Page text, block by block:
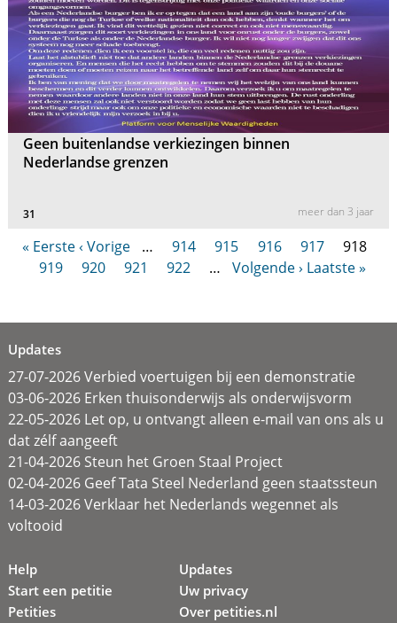
Geen buitenlandse verkiezingen binnen
Nederlandse grenzen
31 meer dan 3 jaar
« Eerste ‹ Vorige … 914 915 916 917
918
919
920 921 922 … Volgende › Laatste »
Updates
27-07-2026 Verbied voertuigen bij een demonstratie
03-06-2026 Erken thuisonderwijs als onderwijsvorm
22-05-2026 Let op, u ontvangt alleen e-mail van ons als u
dat zélf aangeeft
21-04-2026 Steun het Groen Staal Project
02-04-2026 Geef Tata Steel Nederland geen staatssteun
14-03-2026 Verklaar het Nederlands wegennet als
voltooid
Help
Start een petitie
Petities
Updates
Uw privacy
Over petities.nl